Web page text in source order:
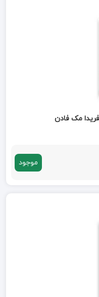
مک فادن
موجود